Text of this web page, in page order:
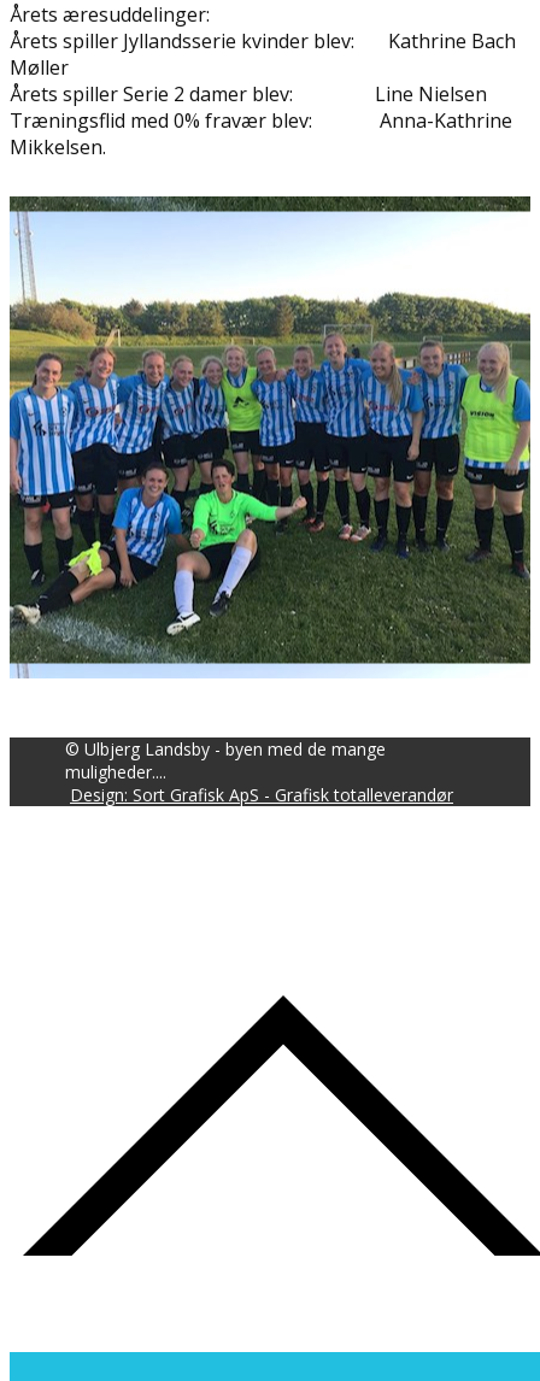
Årets æresuddelinger:
Årets spiller Jyllandsserie kvinder blev: Kathrine Bach
Møller
Årets spiller Serie 2 damer blev: Line Nielsen
Træningsflid med 0% fravær blev: Anna-Kathrine
Mikkelsen.
© Ulbjerg Landsby - byen med de mange
muligheder....
Design: Sort Grafisk ApS - Grafisk totalleverandør